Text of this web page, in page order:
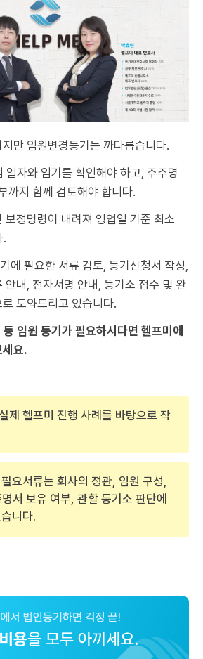
만 임원변경등기는 까다롭습니다.
일자와 임기를 확인해야 하고, 주주명
까지 함께 검토해야 합니다.
보정명령이 내려져 영업일 기준 최소
.
에 필요한 서류 검토, 등기신청서 작성,
안내, 전자서명 안내, 등기소 접수 및 완
도와드리고 있습니다.
임원 등기가 필요하시다면 헬프미에
세요.
제 헬프미 진행 사례를 바탕으로 작
요서류는 회사의 정관, 임원 구성,
서 보유 여부, 관할 등기소 판단에
니다.